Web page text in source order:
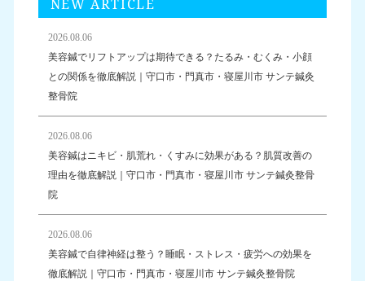
NEW ARTICLE
2026.08.06
美容鍼でリフトアップは期待できる？たるみ・むくみ・小顔
との関係を徹底解説｜守口市・門真市・寝屋川市 サンテ鍼灸
整骨院
2026.08.06
美容鍼はニキビ・肌荒れ・くすみに効果がある？肌質改善の
理由を徹底解説｜守口市・門真市・寝屋川市 サンテ鍼灸整骨
院
2026.08.06
美容鍼で自律神経は整う？睡眠・ストレス・疲労への効果を
徹底解説｜守口市・門真市・寝屋川市 サンテ鍼灸整骨院